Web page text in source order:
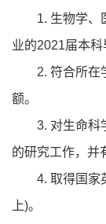
1. 生物学、医
业的2021届本科
2. 符合所在学
额。
3. 对生命科学
的研究工作，并
4. 取得国家英
上)。